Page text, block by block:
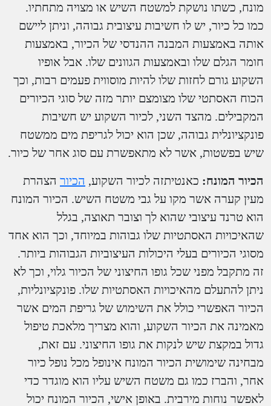
מונח, כשתו נושקת למשטח השיש או מצויה מתחתיו.
כמו כל כיור, יש לו חשיבות עיצובית גבוהה, וניתן ליישם
אותה באמצעות המבנה ההנדסי של הכיור, באמצעות
חומר הגלם שלו ובאמצעות הגוונים שלו. אבל אופיו
השקוע גורם לחזות שלו להיות מוסווית פעמים רבות, וכך
הכוח האסתטי שלו מצומצם יותר מזה של סוגי הכיורים
המקבילים. מהצד השני, לכיור השקוע יש חשיבות
פונקציונלית גבוהה, שכן הוא יכול לגריפת מים ממשטח
שיש בפשטות, אשר לא מתאפשרת עם סוג אחר של כיור.
הכיור המונח: כאנטיתזה לכיור השקוע, הכיור הצהרת
מעין קערה אשר מקו על גבי משטח השיש. הכיור המונח
הוא טרנד עיצובי שהוא לך וצובר תאוצה, בגלל
שהאיכויות האסתטיות שלו גבוהות במיוחד, וכך הוא אחד
מסוגי הכיורים בעלי היכולות העיצוביות הגבוהות ביותר.
זה מתקבל מפני שכל גופו החיצוני של הכיור גלוי, וכך לא
ניתן להתעלם מהאיכויות האסתטיות שלו. פונקציונליות,
הכיור האפשרי כולל את השימוש של גריפת המים אשר
מאמינה את הכיור השקוע, והוא מצריך מלאכת טיפול
גדול במקצת שיש לנקות את גופו החיצוני. עם זאת,
מבחינה שימושית הכיור המונח אינופל מכל נופל כיור
אחר, והברז כמו גם משטח השיש עליו הוא מוגדר כדי
לאפשר נוחות מירבית. באופן אישי, הכיור המונח יכול